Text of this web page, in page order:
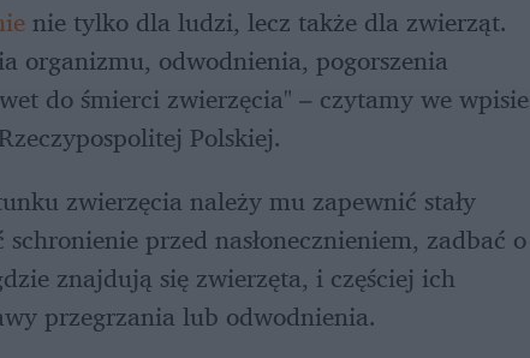
nie tylko dla ludzi, lecz także dla zwierząt.
organizmu, odwodnienia, pogorszenia
do śmierci zwierzęcia" – czytamy we wpisie
Polskiej.
zwierzęcia należy mu zapewnić stały
przed nasłonecznieniem, zadbać o
znajdują się zwierzęta, i częściej ich
przegrzania lub odwodnienia.